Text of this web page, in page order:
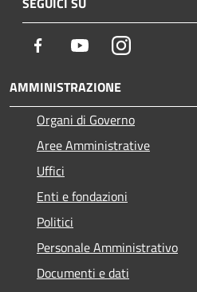
Facebook YoutubeInstagram
AMMINISTRAZIONE
Organi di Governo
Aree Amministrative
Uffici
Enti e fondazioni
Politici
Personale Amministrativo
Documenti e dati